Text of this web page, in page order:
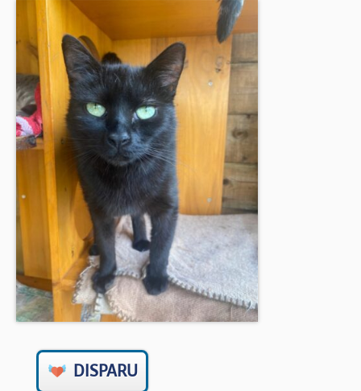
ACTUALITÉS
ADOPTER
NOUS AIDER
CONTACT
BOUTIQUE
FORUM
DISPARU